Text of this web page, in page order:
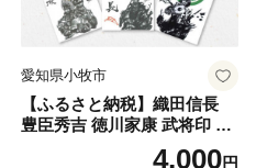
愛知県小牧市
【ふるさと納税】織田信長
豊臣秀吉 徳川家康 武将印 3
枚 セット イラスト 戦国 武将
4,000円